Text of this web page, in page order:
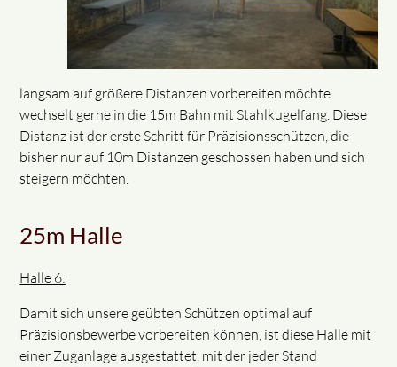
langsam auf größere Distanzen vorbereiten möchte
wechselt gerne in die 15m Bahn mit Stahlkugelfang. Diese
Distanz ist der erste Schritt für Präzisionsschützen, die
bisher nur auf 10m Distanzen geschossen haben und sich
steigern möchten.
25m Halle
Halle 6:
Damit sich unsere geübten Schützen optimal auf
Präzisionsbewerbe vorbereiten können, ist diese Halle mit
einer Zuganlage ausgestattet, mit der jeder Stand